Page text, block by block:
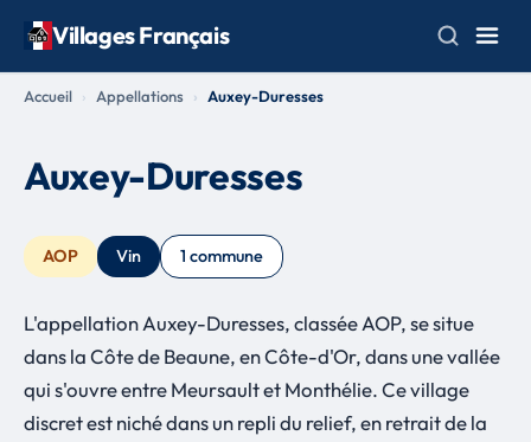
Villages Français
Accueil Appellations Auxey-Duresses
Auxey-Duresses
AOP Vin 1 commune
L'appellation Auxey-Duresses, classée AOP, se situe
dans la Côte de Beaune, en Côte-d'Or, dans une vallée
qui s'ouvre entre Meursault et Monthélie. Ce village
discret est niché dans un repli du relief, en retrait de la